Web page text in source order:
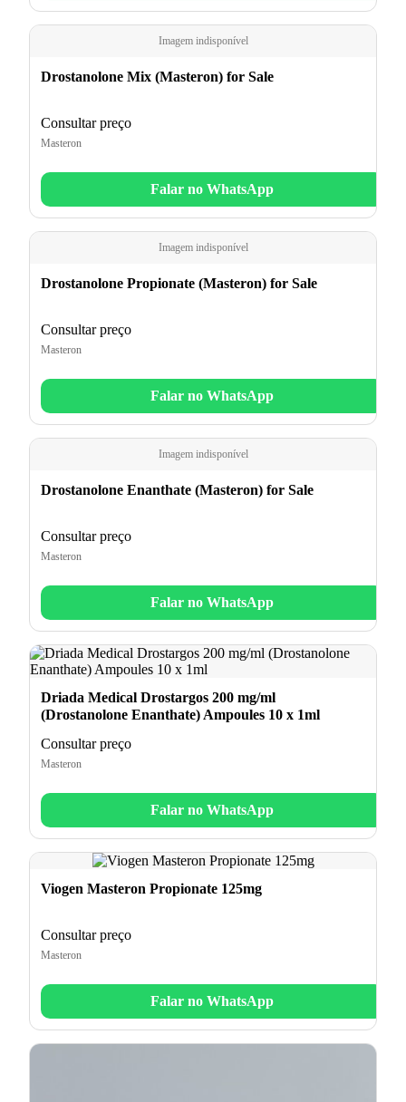
Imagem indisponível
Drostanolone Mix (Masteron) for Sale
Consultar preço
Masteron
Falar no WhatsApp
Imagem indisponível
Drostanolone Propionate (Masteron) for Sale
Consultar preço
Masteron
Falar no WhatsApp
Imagem indisponível
Drostanolone Enanthate (Masteron) for Sale
Consultar preço
Masteron
Falar no WhatsApp
Driada Medical Drostargos 200 mg/ml
(Drostanolone Enanthate) Ampoules 10 x 1ml
Consultar preço
Masteron
Falar no WhatsApp
Viogen Masteron Propionate 125mg
Consultar preço
Masteron
Falar no WhatsApp